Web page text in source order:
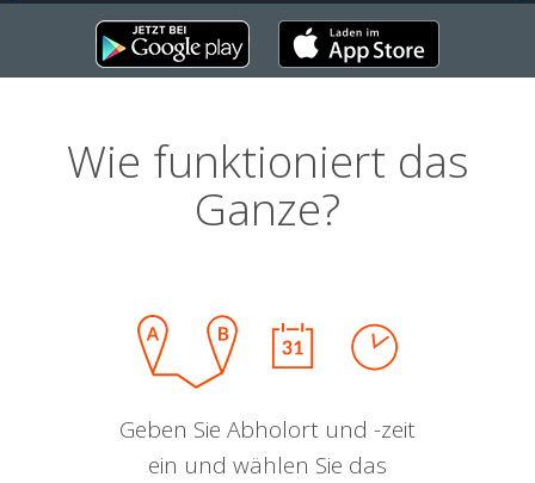
Wie funktioniert das
Ganze?
Geben Sie Abholort und -zeit
ein und wählen Sie das